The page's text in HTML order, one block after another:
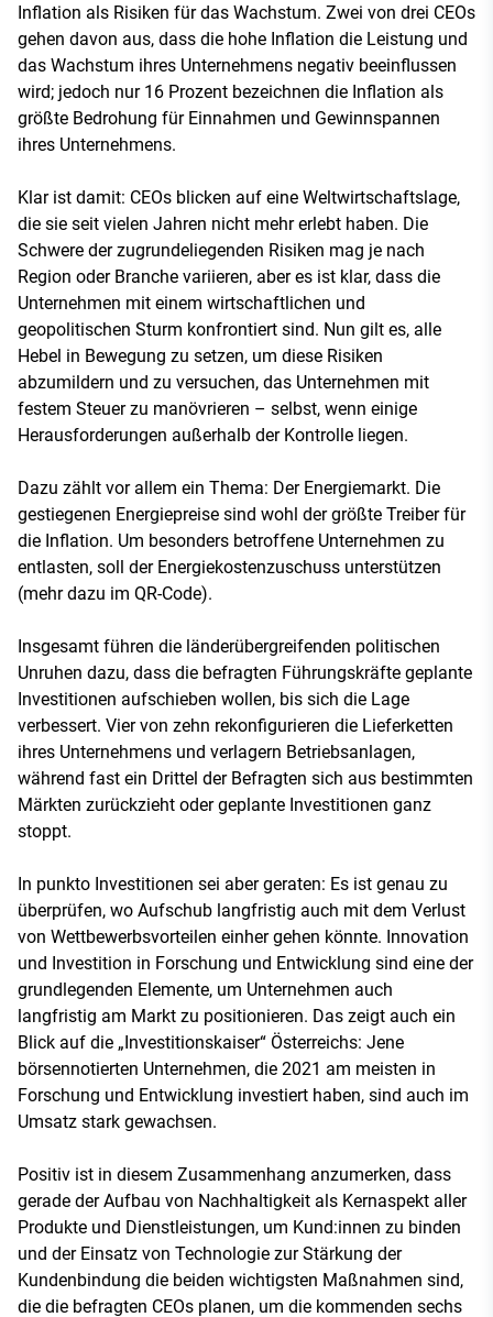
Inflation als Risiken für das Wachstum. Zwei von drei CEOs
gehen davon aus, dass die hohe Inflation die Leistung und
das Wachstum ihres Unternehmens negativ beeinflussen
wird; jedoch nur 16 Prozent bezeichnen die Inflation als
größte Bedrohung für Einnahmen und Gewinnspannen
ihres Unternehmens.
Klar ist damit: CEOs blicken auf eine Weltwirtschaftslage,
die sie seit vielen Jahren nicht mehr erlebt haben. Die
Schwere der zugrundeliegenden Risiken mag je nach
Region oder Branche variieren, aber es ist klar, dass die
Unternehmen mit einem wirtschaftlichen und
geopolitischen Sturm konfrontiert sind. Nun gilt es, alle
Hebel in Bewegung zu setzen, um diese Risiken
abzumildern und zu versuchen, das Unternehmen mit
festem Steuer zu manövrieren – selbst, wenn einige
Herausforderungen außerhalb der Kontrolle liegen.
Dazu zählt vor allem ein Thema: Der Energiemarkt. Die
gestiegenen Energiepreise sind wohl der größte Treiber für
die Inflation. Um besonders betroffene Unternehmen zu
entlasten, soll der Energiekostenzuschuss unterstützen
(mehr dazu im QR-Code).
Insgesamt führen die länderübergreifenden politischen
Unruhen dazu, dass die befragten Führungskräfte geplante
Investitionen aufschieben wollen, bis sich die Lage
verbessert. Vier von zehn rekonfigurieren die Lieferketten
ihres Unternehmens und verlagern Betriebsanlagen,
während fast ein Drittel der Befragten sich aus bestimmten
Märkten zurückzieht oder geplante Investitionen ganz
stoppt.
In punkto Investitionen sei aber geraten: Es ist genau zu
überprüfen, wo Aufschub langfristig auch mit dem Verlust
von Wettbewerbsvorteilen einher gehen könnte. Innovation
und Investition in Forschung und Entwicklung sind eine der
grundlegenden Elemente, um Unternehmen auch
langfristig am Markt zu positionieren. Das zeigt auch ein
Blick auf die „Investitionskaiser“ Österreichs: Jene
börsennotierten Unternehmen, die 2021 am meisten in
Forschung und Entwicklung investiert haben, sind auch im
Umsatz stark gewachsen.
Positiv ist in diesem Zusammenhang anzumerken, dass
gerade der Aufbau von Nachhaltigkeit als Kernaspekt aller
Produkte und Dienstleistungen, um Kund:innen zu binden
und der Einsatz von Technologie zur Stärkung der
Kundenbindung die beiden wichtigsten Maßnahmen sind,
die die befragten CEOs planen, um die kommenden sechs